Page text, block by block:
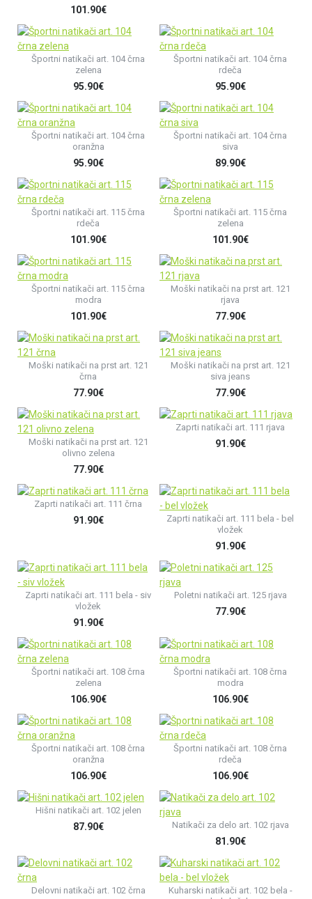
101.90€
Športni natikači art. 104 črna
zelena
95.90€
Športni natikači art. 104 črna
rdeča
95.90€
Športni natikači art. 104 črna
oranžna
95.90€
Športni natikači art. 104 črna
siva
89.90€
Športni natikači art. 115 črna
rdeča
101.90€
Športni natikači art. 115 črna
zelena
101.90€
Športni natikači art. 115 črna
modra
101.90€
Moški natikači na prst art. 121
rjava
77.90€
Moški natikači na prst art. 121
črna
77.90€
Moški natikači na prst art. 121
siva jeans
77.90€
Moški natikači na prst art. 121
olivno zelena
77.90€
Zaprti natikači art. 111 rjava
91.90€
Zaprti natikači art. 111 črna
91.90€
Zaprti natikači art. 111 bela - bel
vložek
91.90€
Zaprti natikači art. 111 bela - siv
vložek
91.90€
Poletni natikači art. 125 rjava
77.90€
Športni natikači art. 108 črna
zelena
106.90€
Športni natikači art. 108 črna
modra
106.90€
Športni natikači art. 108 črna
oranžna
106.90€
Športni natikači art. 108 črna
rdeča
106.90€
Hišni natikači art. 102 jelen
87.90€ Natikači za delo art. 102 rjava
81.90€
Delovni natikači art. 102 črna
Kuharski natikači art. 102 bela -